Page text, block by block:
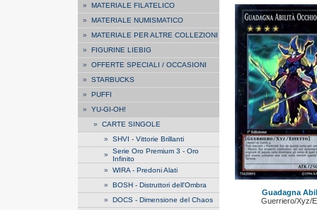
» MATERIALE FILATELICO
» MATERIALE NUMISMATICO
» MATERIALE PER ALTRE COLLEZIONI
» FIGURINE LIEBIG
» OFFERTE SPECIALI / OCCASIONI
» STARBUCKS
» PUFFI
» YU-GI-OH!
» CARTE SINGOLE
» SHVI - Vittorie Brillanti
» Serie Oro Premium 3 - Oro
Infinito
» WIRA - Predoni Alati
» BOSH - Distruttori dell'Ombra
» DOCS - Dimensione del Chaos
Guadagna
Guerriero/Xyz/